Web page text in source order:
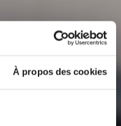
À propos des cookies